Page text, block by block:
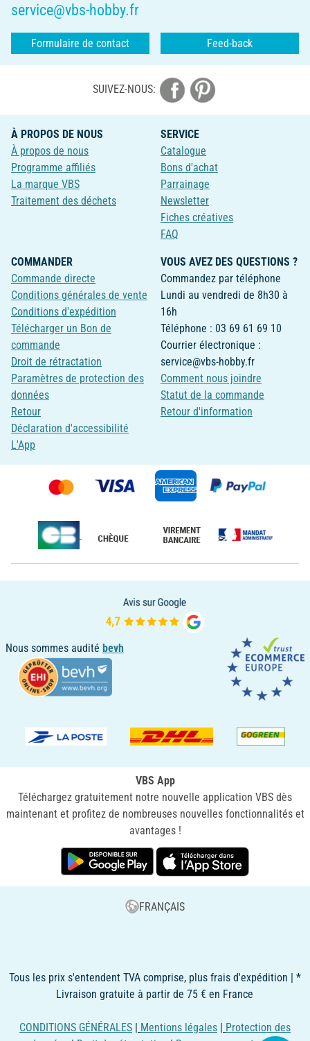
service@vbs-hobby.fr
Formulaire de contact Feed-back
SUIVEZ-NOUS:
À PROPOS DE NOUS
À propos de nous
Programme affiliés
La marque VBS
Traitement des déchets
SERVICE
Catalogue
Bons d'achat
Parrainage
Newsletter
Fiches créatives
FAQ
COMMANDER
Commande directe
Conditions générales de vente
Conditions d'expédition
Télécharger un Bon de
commande
Droit de rétractation
Paramètres de protection des
données
Retour
Déclaration d'accessibilité
L'App
VOUS AVEZ DES QUESTIONS ?
Commandez par téléphone
Lundi au vendredi de 8h30 à
16h
Téléphone : 03 69 61 69 10
Courrier électronique :
service@vbs-hobby.fr
Comment nous joindre
Statut de la commande
Retour d'information
Nous sommes audité bevh
VBS App
Téléchargez gratuitement notre nouvelle application VBS dès
maintenant et profitez de nombreuses nouvelles fonctionnalités et
avantages !
FRANÇAIS
Tous les prix s'entendent TVA comprise, plus frais d'expédition | *
Livraison gratuite à partir de 75 € en France
CONDITIONS GÉNÉRALES Mentions légales
Protection des